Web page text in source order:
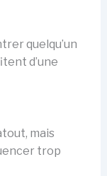
quelqu’un
d’une
mais
trop